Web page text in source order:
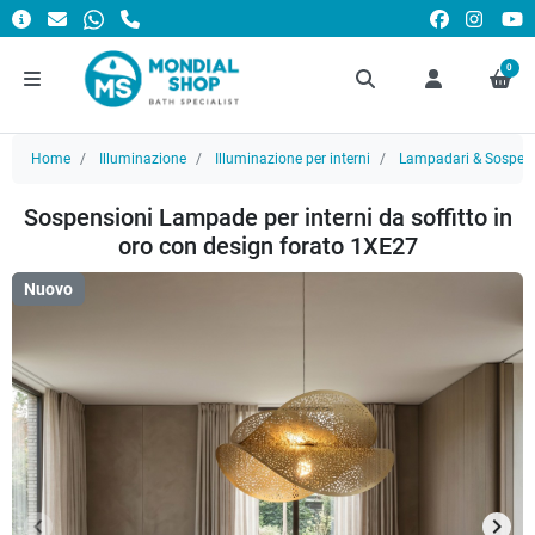
0
Home Illuminazione Illuminazione per interni Lampadari &
Sospensioni Lampade per interni da soffitto in
oro con design forato 1XE27
Nuovo
keyboard_arrow_left keyboard_arrow_right